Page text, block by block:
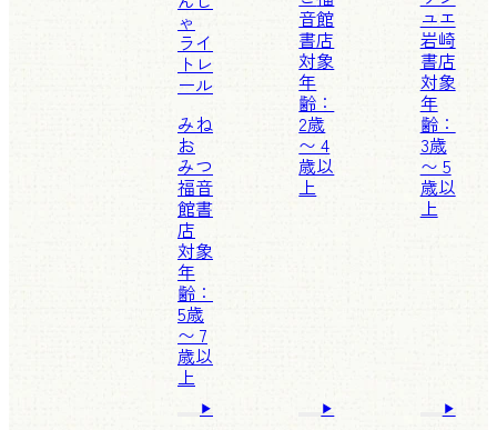
ゃ
ライ
トレ
ール
みね
お
みつ
福音
館書
店
対象
年
齢：
5歳
〜 7
歳以
上
音館
書店
対象
年
齢：
2歳
〜 4
歳以
上
ユエ
岩崎
書店
対象
年
齢：
3歳
〜 5
歳以
上